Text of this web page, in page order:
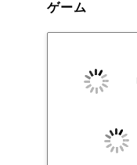
ゲーム